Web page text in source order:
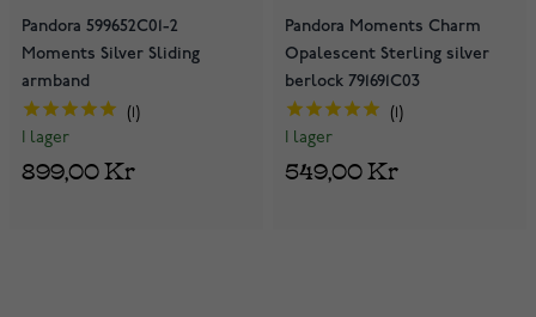
Pandora 599652C01-2
Moments Silver Sliding
armband
I lager
899,00 Kr
Pandora Moments Charm
Opalescent Sterling silver
berlock 791691C03
I lager
549,00 Kr